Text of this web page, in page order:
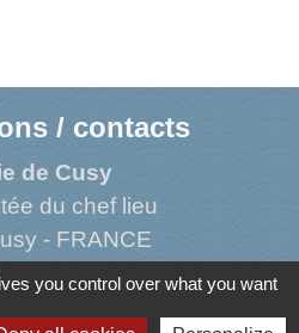
/ contacts
de Cusy
du chef lieu
- FRANCE
50 52 50 48
you control over what you want